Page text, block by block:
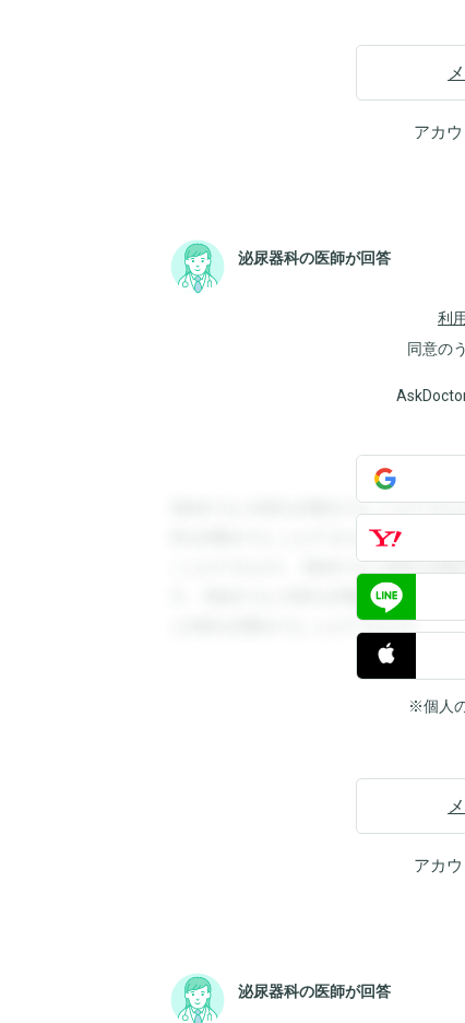
アカ
泌尿器科の医師が回答
利
同意の
登録すると回答を閲覧することができ
答を閲覧することができます。登録す
ことができます。登録すると回答を閲
す。登録すると回答を閲覧することが
と回答を閲覧することができます。
※個人
アカ
泌尿器科の医師が回答